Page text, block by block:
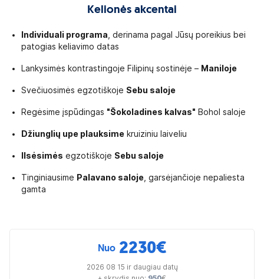
Kelionės akcentai
Individuali programa , derinama pagal Jūsų poreikius bei
patogias keliavimo datas
Lankysimės kontrastingoje Filipinų sostinėje – Maniloje
Svečiuosimės egzotiškoje Sebu saloje
Regėsime įspūdingas "Šokoladines kalvas" Bohol saloje
Džiunglių upe plauksime kruiziniu laiveliu
Ilsėsimės egzotiškoje Sebu saloje
Tinginiausime Palavano saloje , garsėjančioje nepaliesta
gamta
Nuo 2230€
2026 08 15 ir daugiau datų